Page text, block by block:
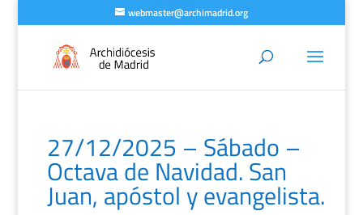
webmaster@archimadrid.org
27/12/2025 – Sábado –
Octava de Navidad. San
Juan, apóstol y evangelista.